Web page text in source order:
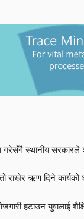
स्थानीय
राखेर ऋण दिने
हटाउन